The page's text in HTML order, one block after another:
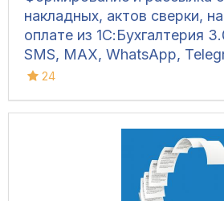
накладных, актов сверки,
оплате из 1С:Бухгалтерия
SMS, MAX, WhatsApp,
24